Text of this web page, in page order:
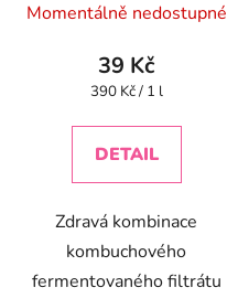
Momentálně nedostupné
39 Kč
Měrná
390 Kč / 1 l
DETAIL
Zdravá kombinace
kombuchového
fermentovaného filtrátu